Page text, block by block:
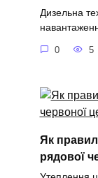
Дизельна
0 5
Як
рядової